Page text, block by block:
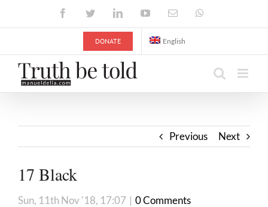
FacebookTwitterLinkedInYouTubeEmail
DONATE English
Previous Next
17 Black
Sun, 11th Nov '18, 17:07 | 0 Comments